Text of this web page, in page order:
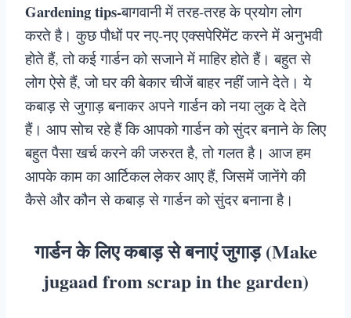
Gardening tips-बागवानी में तरह-तरह के प्रयोग लोग
करते है। कुछ पौधों पर नए-नए एक्सपेरिमेंट करने में अनुभवी
होते हैं, तो कई गार्डन को सजाने में माहिर होते हैं। बहुत से
लोग ऐसे हैं, जो घर की बेकार चीजें बाहर नहीं जाने देते। ये
कबाड़ से जुगाड़ बनाकर अपने गार्डन को नया लुक दे देते
हैं। आप सोच रहे हैं कि आपको गार्डन को सुंदर बनाने के लिए
बहुत पैसा खर्च करने की जरुरत है, तो गलत है। आज हम
आपके काम का आर्टिकल लेकर आए हैं, जिसमें जानेंगे की
कैसे और कौन से कबाड़ से गार्डन को सुंदर बनाना है।
गार्डन के लिए कबाड़ से बनाएं जुगाड़ (Make
jugaad from scrap in the garden)